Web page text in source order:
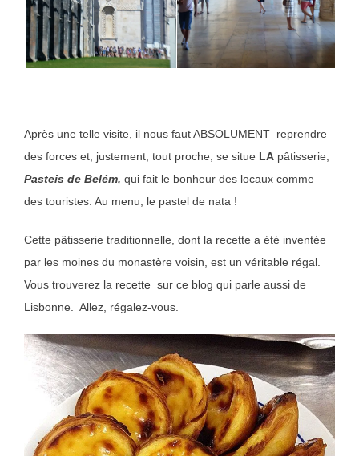
Après une telle visite, il nous faut ABSOLUMENT reprendre
des forces et, justement, tout proche, se situe LA pâtisserie,
Pasteis de Belém, qui fait le bonheur des locaux comme
des touristes. Au menu, le pastel de nata !
Cette pâtisserie traditionnelle, dont la recette a été inventée
par les moines du monastère voisin, est un véritable régal.
Vous trouverez la recette sur ce blog qui parle aussi de
Lisbonne. Allez, régalez-vous.